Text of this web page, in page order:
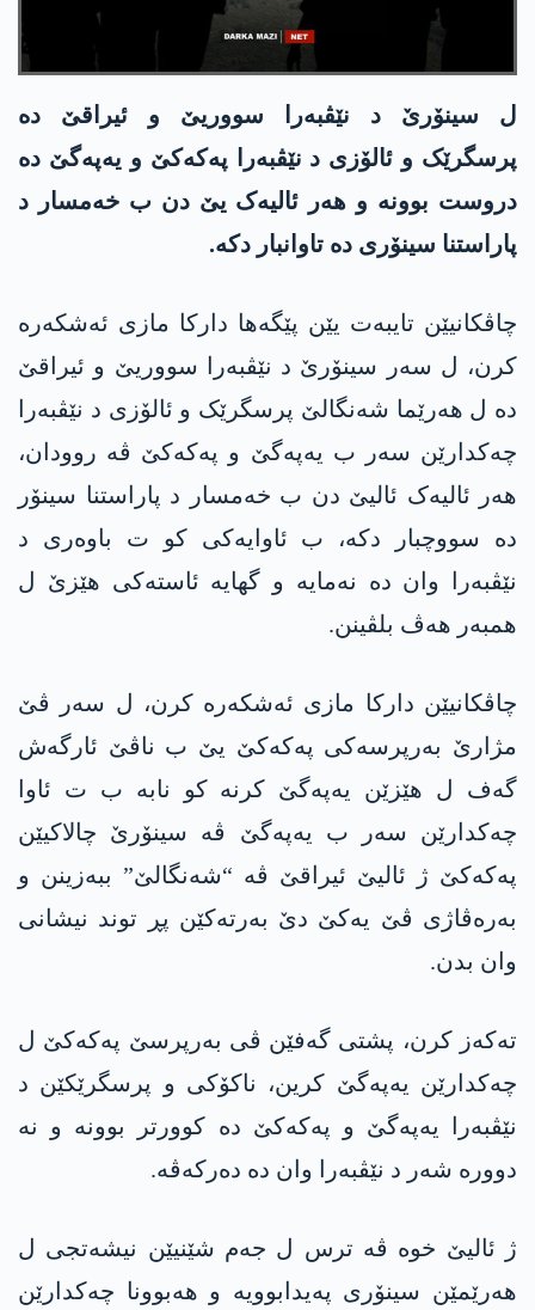
ل سینۆرێ د نێڤبەرا سووریێ و ئیراقێ دە
پرسگرێک و ئالۆزی د نێڤبەرا پەکەکێ و یەپەگێ دە
دروست بوونە و هەر ئالیەک یێ دن ب خەمسار د
پاراستنا سینۆری دە تاوانبار دکە.
چاڤکانیێن تایبەت یێن پێگەها دارکا مازی ئەشکەرە
کرن، ل سەر سینۆرێ د نێڤبەرا سووریێ و ئیراقێ
دە ل هەرێما شەنگالێ پرسگرێک و ئالۆزی د نێڤبەرا
چەکدارێن سەر ب یەپەگێ و پەکەکێ ڤە روودان،
هەر ئالیەک ئالیێ دن ب خەمسار د پاراستنا سینۆر
دە سووچبار دکە، ب ئاوایەکی کو ت باوەری د
نێڤبەرا وان دە نەمایە و گهایە ئاستەکی هێزێ ل
همبەر هەڤ بلڤینن.
چاڤکانیێن دارکا مازی ئەشکەرە کرن، ل سەر ڤێ
مژارێ بەرپرسەکی پەکەکێ یێ ب ناڤێ ئارگەش
گەف ل هێزێن یەپەگێ کرنە کو نابە ب ت ئاوا
چەکدارێن سەر ب یەپەگێ ڤە سینۆرێ چالاکیێن
پەکەکێ ژ ئالیێ ئیراقێ ڤە “شەنگالێ” ببەزینن و
بەرەڤاژی ڤێ یەکێ دێ بەرتەکێن پڕ توند نیشانی
وان بدن.
تەکەز کرن، پشتی گەفێن ڤی بەرپرسێ پەکەکێ ل
چەکدارێن یەپەگێ کرین، ناکۆکی و پرسگرێکێن د
نێڤبەرا یەپەگێ و پەکەکێ دە کوورتر بوونە و نە
دوورە شەر د نێڤبەرا وان دە دەرکەڤە.
ژ ئالیێ خوە ڤە ترس ل جەم شێنیێن نیشەتجی ل
هەرێمێن سینۆری پەیدابوویە و هەبوونا چەکدارێن